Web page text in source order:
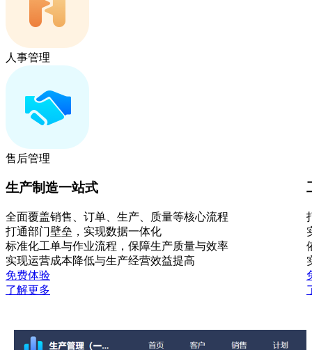
人事管理
售后管理
生产制造一站式
全面覆盖销售、订单、生产、质量等核心流程
打通部门壁垒，实现数据一体化
标准化工单与作业流程，保障生产质量与效率
实现运营成本降低与生产经营效益提高
免费体验
了解更多